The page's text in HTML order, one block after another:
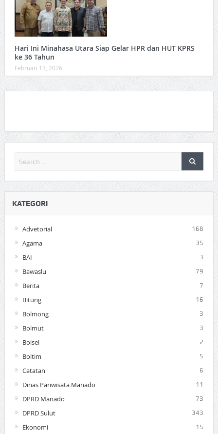
Hari Ini Minahasa Utara Siap Gelar HPR dan HUT KPRS
ke 36 Tahun ‎
Februari 13, 2026
KATEGORI
Advetorial 168
Agama 35
BAI 3
Bawaslu 79
Berita 7
Bitung 16
Bolmong 3
Bolmut 3
Bolsel 2
Boltim 5
Catatan 6
Dinas Pariwisata Manado 11
DPRD Manado 73
DPRD Sulut 343
Ekonomi 15